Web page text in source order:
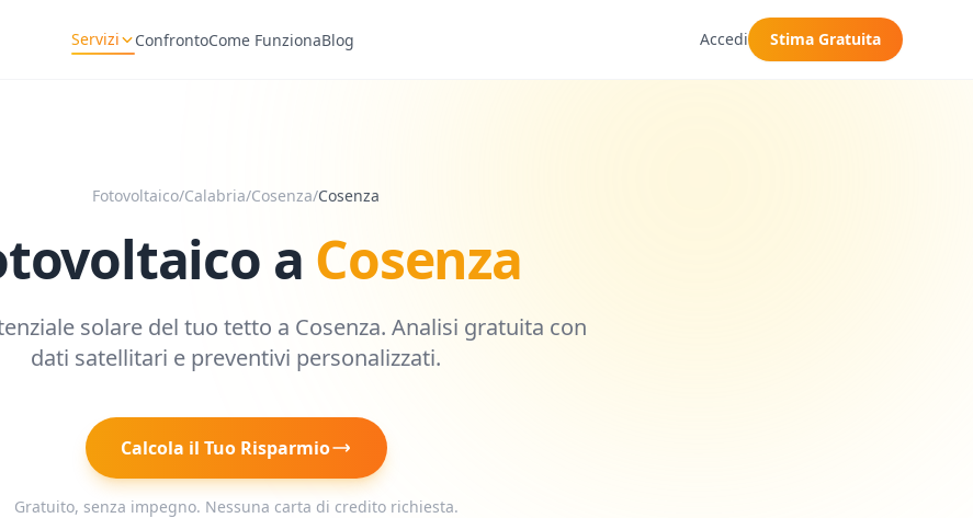
Servizi ConfrontoCome FunzionaBlog Accedi Stima Gratuita
Fotovoltaico/Calabria/Cosenza/Cosenza
a Cosenza
solare del tuo tetto a Cosenza. Analisi gratuita con
dati satellitari e preventivi personalizzati.
Calcola il Tuo Risparmio
Gratuito, senza impegno. Nessuna carta di credito richiesta.